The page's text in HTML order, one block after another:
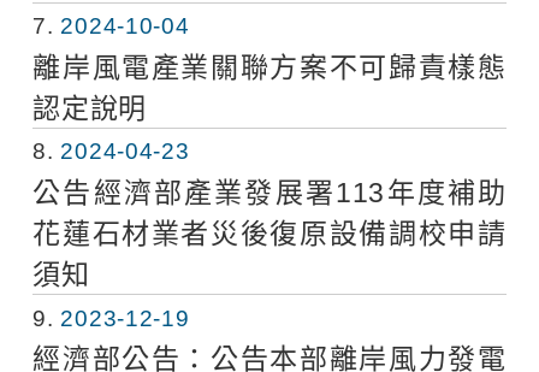
7 2024-10-04
離岸風電產業關聯方案不可歸責樣態
認定說明
8 2024-04-23
公告經濟部產業發展署113年度補助
花蓮石材業者災後復原設備調校申請
須知
9 2023-12-19
經濟部公告：公告本部離岸風力發電